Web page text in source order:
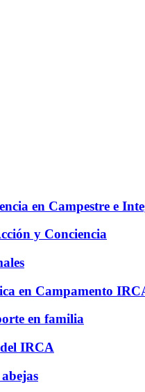
en Campestre e
y Conciencia
en Campamento
en familia
IRCA